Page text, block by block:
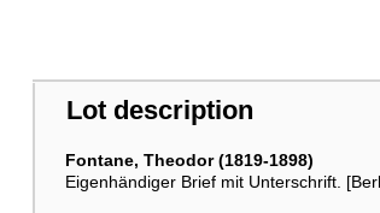
Lot description
Fontane, Theodor (1819-1898)
Eigenhändiger Brief mit Unterschrift.